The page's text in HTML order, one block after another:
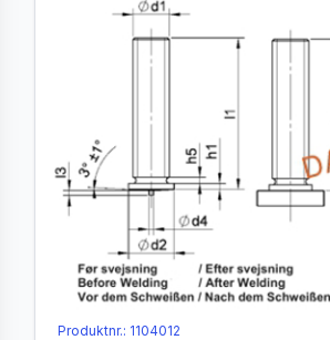
Produktnr.: 1104012